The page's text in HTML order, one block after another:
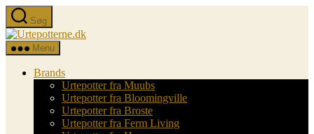
Spring
til
indholdet
Søg
Urtepotterne.dk
Menu
Brands
Urtepotter fra Muubs
Urtepotter fra Bloomingville
Urtepotter fra Broste
Urtepotter fra Ferm Living